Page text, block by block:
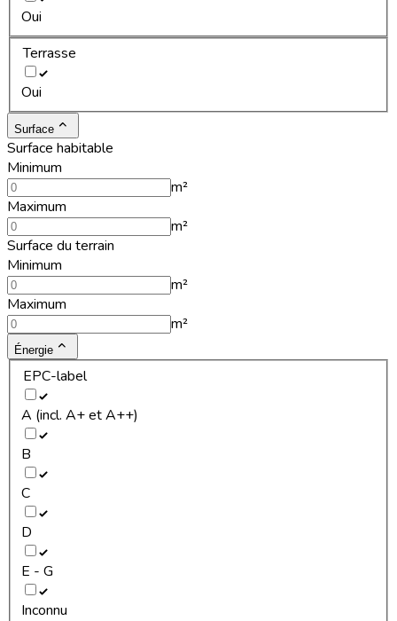
Oui
Terrasse
Oui
Surface
Surface habitable
Minimum
m²
Maximum
m²
Surface du terrain
Minimum
m²
Maximum
m²
Énergie
EPC-label
A (incl. A+ et A++)
B
C
D
E - G
Inconnu